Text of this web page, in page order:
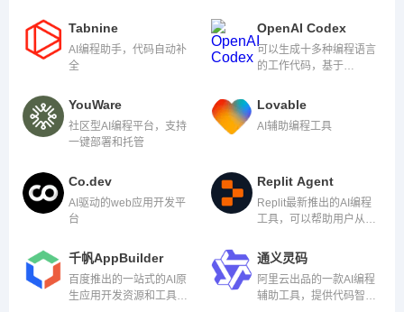
码。
Tabnine
AI编程助手，代码自动补
全
OpenAI Codex
可以生成十多种编程语言
的工作代码，基于
言处理模型
YouWare
社区型AI编程平台，支持
一键部署和托管
Lovable
AI辅助编程工具
Co.dev
AI驱动的web应用开发平
台
Replit Agent
Replit最新推出的AI编程
工具，可以帮助用户从零
千帆AppBuilder
百度推出的一站式的AI原
生应用开发资源和工具平
通义灵码
阿里云出品的一款AI编程
辅助工具，提供代码智能